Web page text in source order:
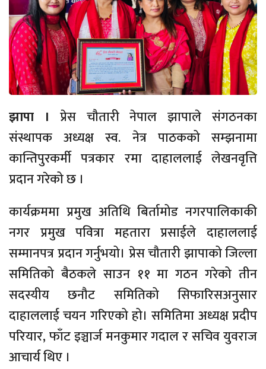
झापा । प्रेस चौतारी नेपाल झापाले संगठनका
संस्थापक अध्यक्ष स्व. नेत्र पाठकको सम्झनामा
कान्तिपुरकर्मी पत्रकार रमा दाहाललाई लेखनवृत्ति
प्रदान गरेको छ ।
कार्यक्रममा प्रमुख अतिथि बिर्तामोड नगरपालिकाकी
नगर प्रमुख पवित्रा महतारा प्रसाईले दाहाललाई
सम्मानपत्र प्रदान गर्नुभयो। प्रेस चौतारी झापाको जिल्ला
समितिको बैठकले साउन ११ मा गठन गरेको तीन
सदस्यीय छनौट समितिको सिफारिसअनुसार
दाहाललाई चयन गरिएको हो। समितिमा अध्यक्ष प्रदीप
परियार, फाँट इञ्चार्ज मनकुमार गदाल र सचिव युवराज
आचार्य थिए ।